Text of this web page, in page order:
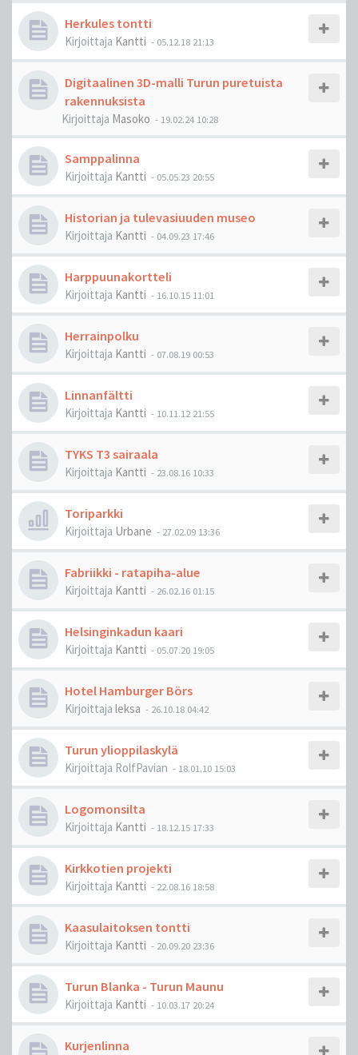
Herkules tontti
Kirjoittaja Kantti - 05.12.18 21:13
Digitaalinen 3D-malli Turun puretuista
rakennuksista
Kirjoittaja Masoko - 19.02.24 10:28
Samppalinna
Kirjoittaja Kantti - 05.05.23 20:55
Historian ja tulevasiuuden museo
Kirjoittaja Kantti - 04.09.23 17:46
Harppuunakortteli
Kirjoittaja Kantti - 16.10.15 11:01
Herrainpolku
Kirjoittaja Kantti - 07.08.19 00:53
Linnanfältti
Kirjoittaja Kantti - 10.11.12 21:55
TYKS T3 sairaala
Kirjoittaja Kantti - 23.08.16 10:33
Toriparkki
Kirjoittaja Urbane - 27.02.09 13:36
Fabriikki - ratapiha-alue
Kirjoittaja Kantti - 26.02.16 01:15
Helsinginkadun kaari
Kirjoittaja Kantti - 05.07.20 19:05
Hotel Hamburger Börs
Kirjoittaja leksa - 26.10.18 04:42
Turun ylioppilaskylä
Kirjoittaja RolfPavian - 18.01.10 15:03
Logomonsilta
Kirjoittaja Kantti - 18.12.15 17:33
Kirkkotien projekti
Kirjoittaja Kantti - 22.08.16 18:58
Kaasulaitoksen tontti
Kirjoittaja Kantti - 20.09.20 23:36
Turun Blanka - Turun Maunu
Kirjoittaja Kantti - 10.03.17 20:24
Kurjenlinna